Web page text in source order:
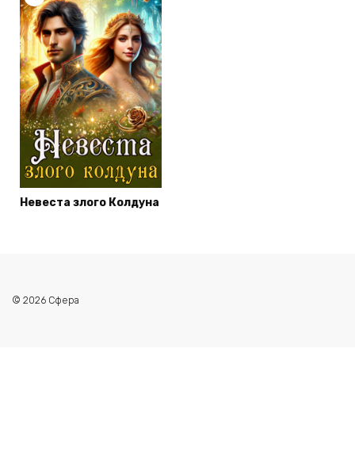
Невеста злого Колдуна
© 2026 Сфера